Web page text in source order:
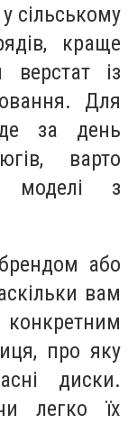
сільському
краще
верстат із
Для
за день
варто
моделі з
або
вам
про яку
диски.
легко їх